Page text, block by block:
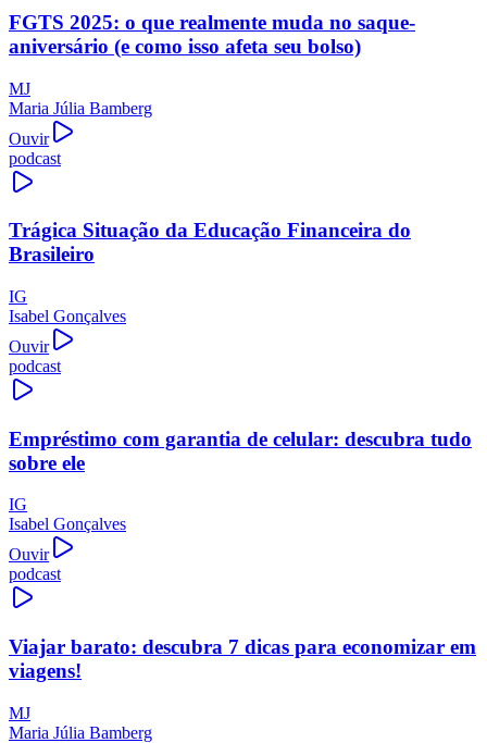
FGTS 2025: o que realmente muda no saque-
aniversário (e como isso afeta seu bolso)
MJ
Maria Júlia Bamberg
Ouvir
podcast
Trágica Situação da Educação Financeira do
Brasileiro
IG
Isabel Gonçalves
Ouvir
podcast
Empréstimo com garantia de celular: descubra tudo
sobre ele
IG
Isabel Gonçalves
Ouvir
podcast
Viajar barato: descubra 7 dicas para economizar em
viagens!
MJ
Maria Júlia Bamberg